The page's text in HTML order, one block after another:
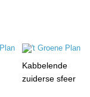
Kabbelende
zuiderse sfeer